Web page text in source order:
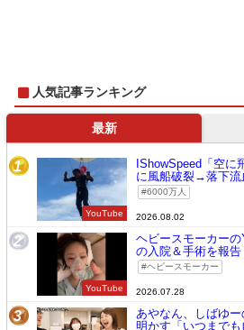
人気記事ランキング
最新
1
YouTube
IShowSpeed「空に
に風船破裂→落下流
6000万人
2026.08.02
2
YouTube
ヘビースモーカー
の入院＆手術を報告
ヘビースモーカー
2026.07.28
3
あやなん、しばゆ
明かす「いつまで